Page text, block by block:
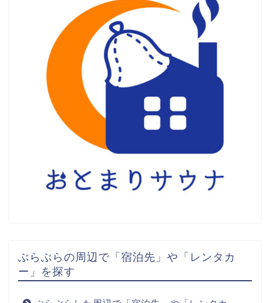
ぶらぶらの周辺で「宿泊先」や「レンタカ
ー」を探す